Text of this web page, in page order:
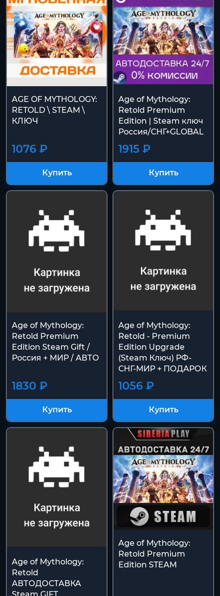
AGE OF MYTHOLOGY:
RETOLD \ STEAM \
КЛЮЧ
1076 ₽
Купить
Age of Mythology:
Retold Premium
Edition | Steam ключ
Россия/СНГ+GLOBAL
1915 ₽
Купить
Age of Mythology:
Retold Premium
Edition Steam Gift /
Россия + МИР / АВТО
1830 ₽
Купить
Age of Mythology:
Retold - Premium
Edition Upgrade
(Steam Ключ) РФ-
СНГ-МИР + ПОДАРОК
1056 ₽
Купить
Age of Mythology:
Retold
АВТОДОСТАВКА
Age of Mythology:
Retold Premium
Edition STEAM